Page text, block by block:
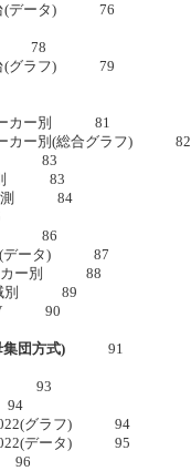
台(データ) 76
% 78
台(グラフ) 79
メーカー別 81
ーカー別(総合グラフ) 82
別 83
ー別 83
予測 84
別 86
別(データ) 87
ーカー別 88
地域別 89
90
団方式) 91
定) 93
94
2022(グラフ) 94
2022(データ) 95
96